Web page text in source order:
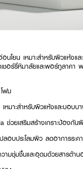
โยน เหมาะสำหรับผิวแห้งแ
อร์รี่หิมาลัยและพอร์ทูลาคา
ฟม
หมาะสำหรับผิวแห้งและบอบบ
ช่วยเสริมสร้างเกราะป้องกัน
อบประโลมผิว ลดอาการระค
มชุ่มชื้นและอุดมด้วยสารต้าน